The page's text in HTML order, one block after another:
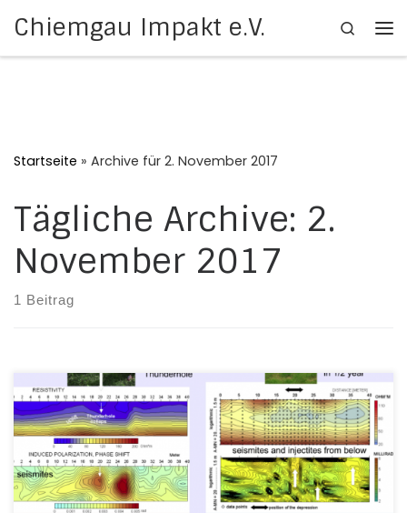
Zum Inhalt springen
Chiemgau Impakt e.V.
Search
Startseite » Archive für 2. November 2017
Tägliche Archive: 2.
November 2017
1 Beitrag